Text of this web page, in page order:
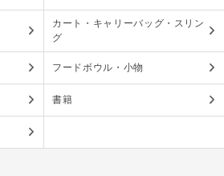
カート・キャリーバッグ・スリン
グ
フードボウル・小物
書籍